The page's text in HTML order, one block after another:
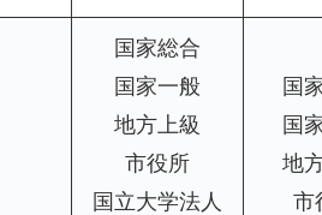
国家総合
国家一般
地方上級
市役所
国立大学法人
国
国
地
市